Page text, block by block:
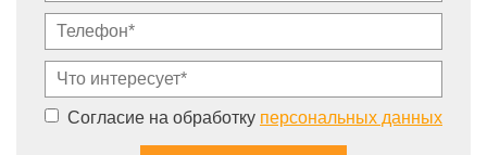
Согласие на обработку персональных данных